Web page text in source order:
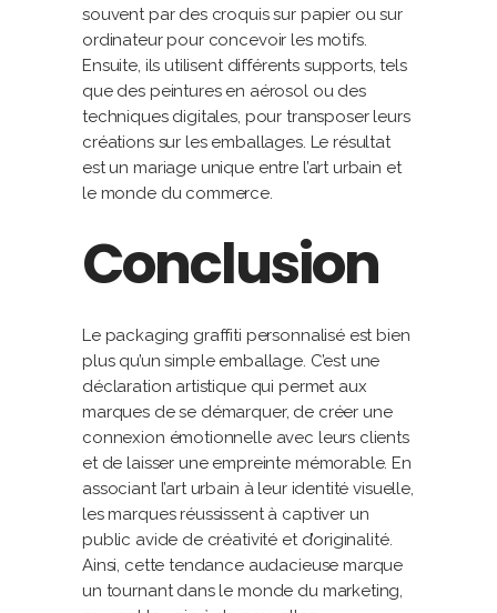
souvent par des croquis sur papier ou sur
ordinateur pour concevoir les motifs.
Ensuite, ils utilisent différents supports, tels
que des peintures en aérosol ou des
techniques digitales, pour transposer leurs
créations sur les emballages. Le résultat
est un mariage unique entre l’art urbain et
le monde du commerce.
Conclusion
Le packaging graffiti personnalisé est bien
plus qu’un simple emballage. C’est une
déclaration artistique qui permet aux
marques de se démarquer, de créer une
connexion émotionnelle avec leurs clients
et de laisser une empreinte mémorable. En
associant l’art urbain à leur identité visuelle,
les marques réussissent à captiver un
public avide de créativité et d’originalité.
Ainsi, cette tendance audacieuse marque
un tournant dans le monde du marketing,